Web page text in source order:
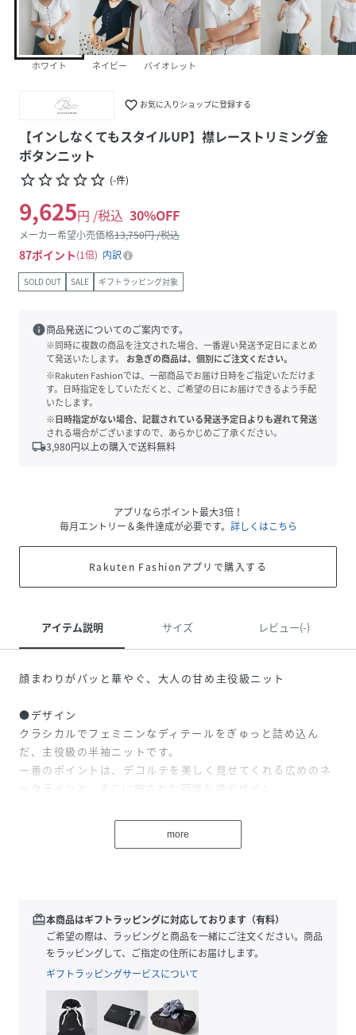
ホワイト ネイビー バイオレット
favorite_border お気に入りショップに登録する
【インしなくてもスタイルUP】襟レーストリミング金
ボタンニット
star_borderstar_borderstar_borderstar_borderstar_border (-件)
9,625円 /税込 30%OFF
メーカー希望小売価格13,750円 /税込
87ポイント 1倍 内訳
SOLD OUT SALE ギフトラッピング対象
info商品発送についてのご案内です。
※同時に複数の商品を注文された場合、一番遅い発送予定日にまとめ
て発送いたします。
お急ぎの商品は、個別にご注文ください。
※Rakuten Fashionでは、一部商品でお届け日時をご指定いただけま
す。日時指定をしていただくと、ご希望の日にお届けできるよう手配
いたします。
※日時指定がない場合、記載されている発送予定日よりも遅れて発送
される場合がございますので、あらかじめご了承ください。
local_shipping3,980円以上の購入で送料無料
アプリならポイント最大3倍！
毎月エントリー＆条件達成が必要です。 詳しくはこちら
Rakuten Fashionアプリで購入する
アイテム説明 サイズ レビュー(-)
顔まわりがパッと華やぐ、大人の甘め主役級ニット
●デザイン
クラシカルでフェミニンなディテールをぎゅっと詰め込ん
だ、主役級の半袖ニットです。
一番のポイントは、デコルテを美しく見せてくれる広めのネ
ックラインと、そこに施された可憐な襟デザイン。
り、どこから見ても愛らしい印象を与えてくれます。
フロントにずらりと並んだ小さめのゴールドボタンは、全体
すっきりとした半袖のデザインが、上半身を華奢に、そして
スマートに見せてくれます。
女性らしさとトレンド感を同時に叶えてくれる特別なデザイ
ンです。
●ポイント
・顔周りと裾を華やかに彩るレースが大人可愛い
more
redeem本商品はギフトラッピングに対応しております（有料）
ご希望の際は、ラッピングと商品を一緒にご注文ください。商品
をラッピングして、ご指定の住所にお届けします。
ギフトラッピングサービスについて